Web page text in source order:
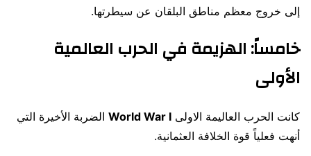
إلى خروج معظم مناطق البلقان عن سيطرتها.
خامساً: الهزيمة في الحرب العالمية
الأولى
كانت الحرب العاليمة الاولى World War I الضربة الأخيرة التي
أنهت فعلياً قوة الخلافة العثمانية.